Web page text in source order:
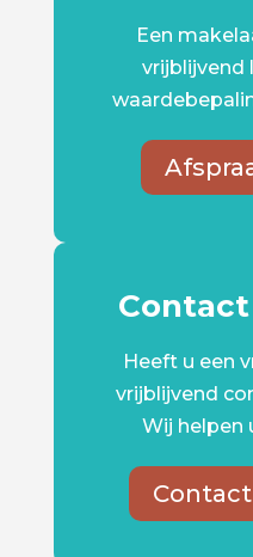
Een
vrijblijvend
Heeft u een
vrijblijvend
Wij helpen